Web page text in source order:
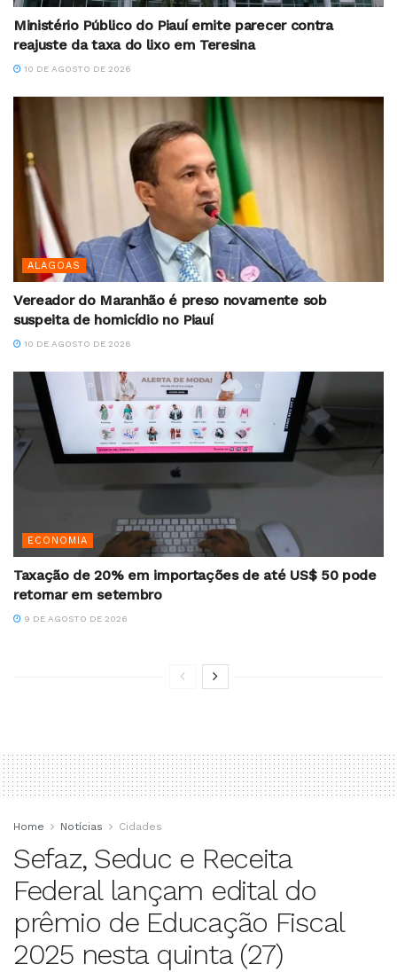
Ministério Público do Piauí emite parecer contra
reajuste da taxa do lixo em Teresina
10 DE AGOSTO DE 2026
ALAGOAS
Vereador do Maranhão é preso novamente sob
suspeita de homicídio no Piauí
10 DE AGOSTO DE 2026
ECONOMIA
Taxação de 20% em importações de até US$ 50 pode
retornar em setembro
9 DE AGOSTO DE 2026
Home Notícias Cidades
Sefaz, Seduc e Receita
Federal lançam edital do
prêmio de Educação Fiscal
2025 nesta quinta (27)